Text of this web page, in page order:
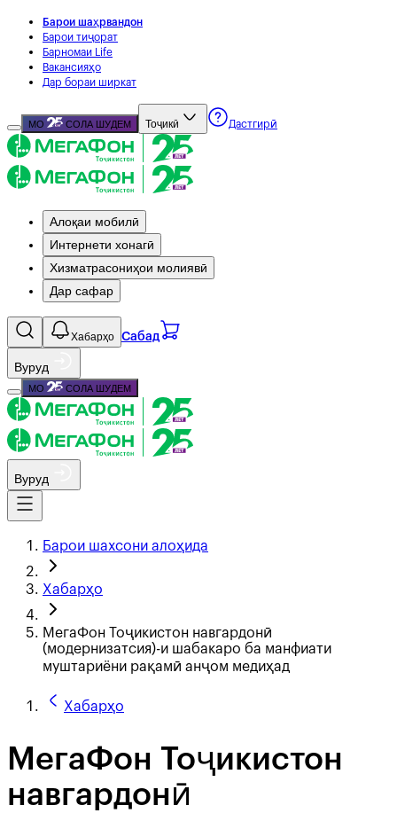
Барои шаҳрвандон
Барои тиҷорат
Барномаи Life
Вакансияҳо
Дар бораи ширкат
МО СОЛА ШУДЕМ Тоҷикӣ Дастгирӣ
Алоқаи мобилӣ
Интернети хонагӣ
Хизматрасониҳои молиявӣ
Дар сафар
Хабарҳо Сабад
Вуруд
МО СОЛА ШУДЕМ
Вуруд
Барои шахсони алоҳида
Хабарҳо
МегаФон Тоҷикистон навгардонӣ
(модернизатсия)-и шабакаро ба манфиати
муштариёни рақамӣ анҷом медиҳад
Хабарҳо
МегаФон Тоҷикистон
навгардонӣ